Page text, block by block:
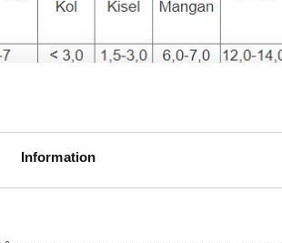
Information